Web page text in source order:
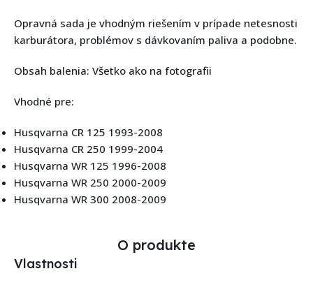
Opravná sada je vhodným riešením v prípade netesnosti
karburátora, problémov s dávkovaním paliva a podobne.
Obsah balenia: Všetko ako na fotografii
Vhodné pre:
Husqvarna CR 125 1993-2008
Husqvarna CR 250 1999-2004
Husqvarna WR 125 1996-2008
Husqvarna WR 250 2000-2009
Husqvarna WR 300 2008-2009
O produkte
Vlastnosti